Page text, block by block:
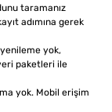
taramanız
adımına gerek
yok,
paketleri ile
yok. Mobil erişim